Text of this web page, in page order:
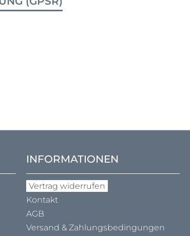
INFORMATIONEN
Vertrag widerrufen
Kontakt
AGB
Versand & Zahlungs­bedingungen